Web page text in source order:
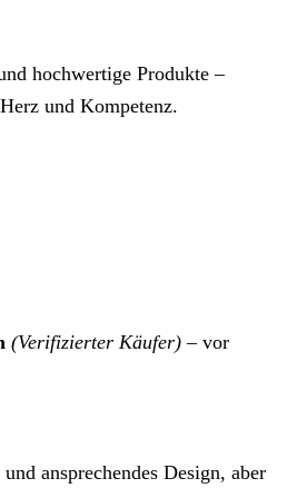
hochwertige Produkte –
und Kompetenz.
(Verifizierter Käufer) – vor
ansprechendes Design, aber